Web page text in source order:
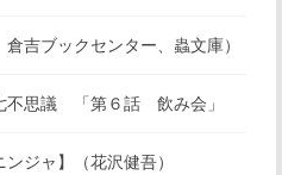
吉ブックセンター、蟲文庫）
不思議 「第６話 飲み会」
ジャ】（花沢健吾）